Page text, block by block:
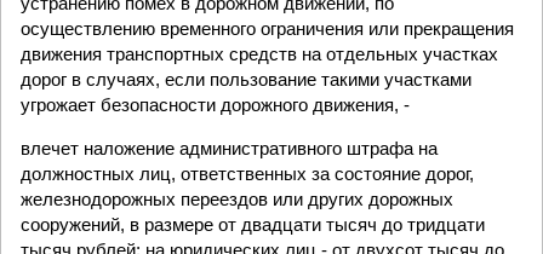
осуществлению временного ограничения или прекращения
движения транспортных средств на отдельных участках
дорог в случаях, если пользование такими участками
угрожает безопасности дорожного движения, -
влечет наложение административного штрафа на
должностных лиц, ответственных за состояние дорог,
железнодорожных переездов или других дорожных
сооружений, в размере от двадцати тысяч до тридцати
тысяч рублей; на юридических лиц - от двухсот тысяч до